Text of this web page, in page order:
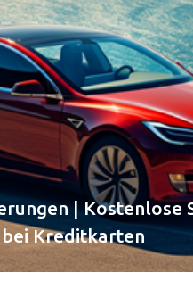
| Kostenlose
bei Kreditkarten